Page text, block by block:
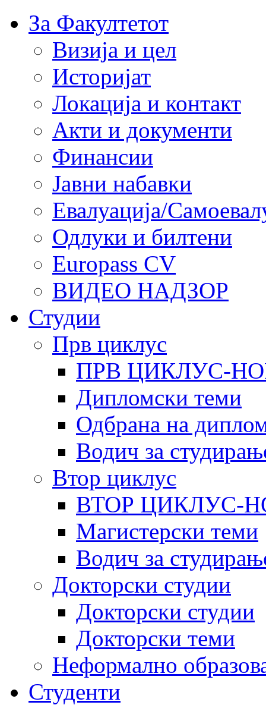
За Факултетот
Визија и цел
Историјат
Локација и контакт
Акти и документи
Финансии
Јавни набавки
Евалуација/
Одлуки и билтени
Europass CV
ВИДЕО НАДЗОР
Студии
Прв циклус
ПРВ ЦИКЛУС-
Дипломски теми
Одбрана на
Водич за
Втор циклус
ВТОР ЦИКЛУС-
Магистерски теми
Водич за
Докторски студии
Докторски студии
Докторски теми
Неформално
Студенти